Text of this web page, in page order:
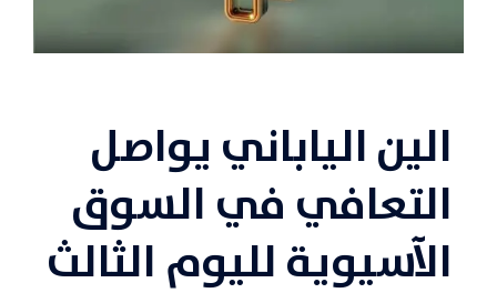
الين الياباني يواصل
التعافي في السوق
الآسيوية لليوم الثالث